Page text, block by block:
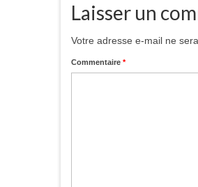
Laisser un
Votre adresse e-mail ne
Commentaire *